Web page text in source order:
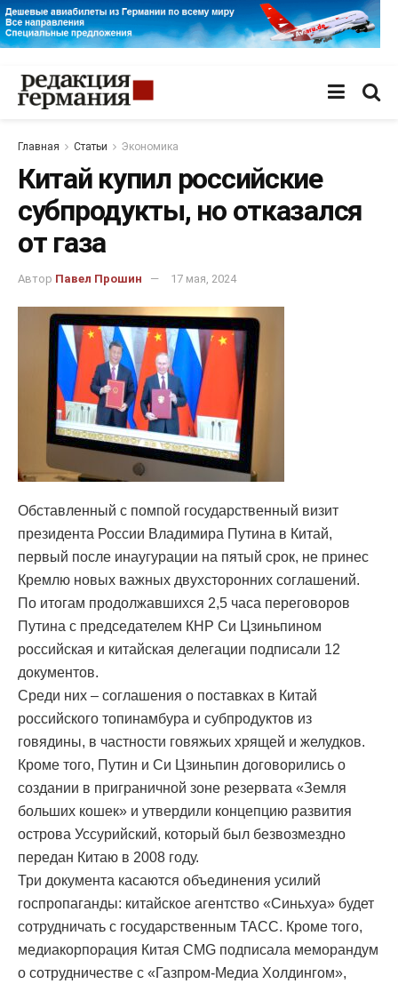
Главная Статьи Экономика
Китай купил российские
субпродукты, но отказался
от газа
Автор Павел Прошин 17 мая, 2024
Обставленный с помпой государственный визит
президента России Владимира Путина в Китай,
первый после инаугурации на пятый срок, не принес
Кремлю новых важных двухсторонних соглашений.
По итогам продолжавшихся 2,5 часа переговоров
Путина с председателем КНР Си Цзиньпином
российская и китайская делегации подписали 12
документов.
Среди них – соглашения о поставках в Китай
российского топинамбура и субпродуктов из
говядины, в частности говяжьих хрящей и желудков.
Кроме того, Путин и Си Цзиньпин договорились о
создании в приграничной зоне резервата «Земля
больших кошек» и утвердили концепцию развития
острова Уссурийский, который был безвозмездно
передан Китаю в 2008 году.
Три документа касаются объединения усилий
госпропаганды: китайское агентство «Синьхуа» будет
сотрудничать с государственным ТАСС. Кроме того,
медиакорпорация Китая CMG подписала меморандум
о сотрудничестве с «Газпром-Медиа Холдингом»,